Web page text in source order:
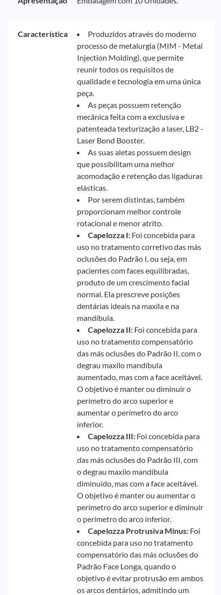
Característica
Produzidos através do moderno
processo de metalurgia (MIM - Metal
Injection Molding), que permite
reunir todos os requisitos de
qualidade e tecnologia em uma única
peça.
As peças possuem retenção
mecânica feita com a exclusiva e
patenteada texturização a laser, LB2 -
Laser Bond Booster.
As suas aletas possuem design
que possibilitam uma melhor
acomodação e retenção das ligaduras
elásticas.
Por serem distintas, também
proporcionam melhor controle
rotacional e menor atrito.
Capelozza I: Foi concebida para
uso no tratamento corretivo das más
oclusões do Padrão I, ou seja, em
pacientes com faces equilibradas,
produto de um crescimento facial
normal. Ela prescreve posições
dentárias ideais na maxila e na
mandíbula.
Capelozza II: Foi concebida para
uso no tratamento compensatório
das más oclusões do Padrão II, com o
degrau maxilo mandíbula
aumentado, mas com a face aceitável.
O objetivo é manter ou diminuir o
perímetro do arco superior e
aumentar o perímetro do arco
inferior.
Capelozza III: Foi concebida para
uso no tratamento compensatório
das más oclusões do Padrão III, com
o degrau maxilo mandíbula
diminuído, mas com a face aceitável.
O objetivo é manter ou aumentar o
perímetro do arco superior e diminuir
o perímetro do arco inferior.
Capelozza Protrusiva Minus: Foi
concebida para uso no tratamento
compensatório das más oclusões do
Padrão Face Longa, quando o
objetivo é evitar protrusão em ambos
os arcos dentários, admitindo um